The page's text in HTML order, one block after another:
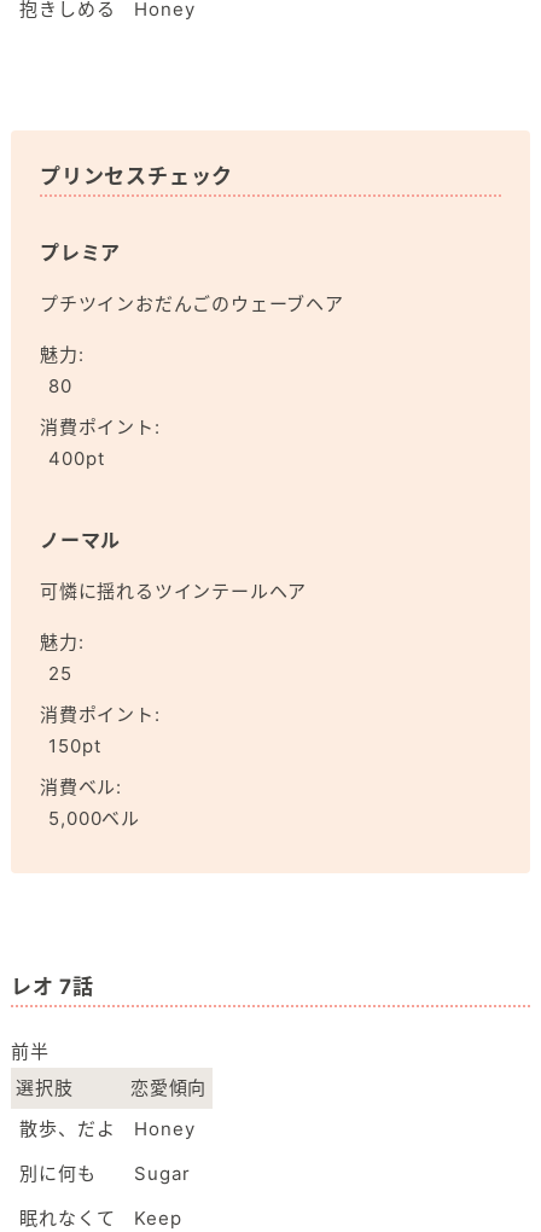
抱きしめる Honey
プリンセスチェック
プレミア
プチツインおだんごのウェーブヘア
魅力:
80
消費ポイント:
400pt
ノーマル
可憐に揺れるツインテールヘア
魅力:
25
消費ポイント:
150pt
消費ベル:
5,000ベル
レオ 7話
選択肢
恋愛傾向
散歩、だよ
Honey
別に何も
Sugar
眠れなくて
Keep
前半